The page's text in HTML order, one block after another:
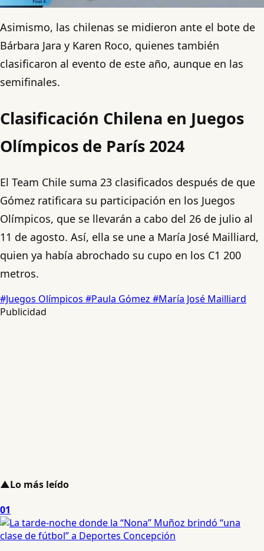
Asimismo, las chilenas se midieron ante el bote de
Bárbara Jara y Karen Roco, quienes también
clasificaron al evento de este año, aunque en las
semifinales.
Clasificación Chilena en Juegos
Olímpicos de París 2024
El Team Chile suma 23 clasificados después de que
Gómez ratificara su participación en los Juegos
Olímpicos, que se llevarán a cabo del 26 de julio al
11 de agosto. Así, ella se une a María José Mailliard,
quien ya había abrochado su cupo en los C1 200
metros.
#Juegos Olímpicos #Paula Gómez #María José Mailliard
Publicidad
▲Lo más leído
01